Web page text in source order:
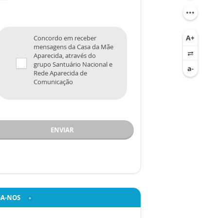
Concordo em receber
mensagens da Casa da Mãe
Aparecida, através do
grupo Santuário Nacional e
Rede Aparecida de
Comunicação
ENVIAR
NOS